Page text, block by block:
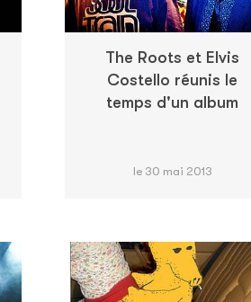
The Roots et Elvis
Costello réunis le
temps d'un album
le 30 mai 2013